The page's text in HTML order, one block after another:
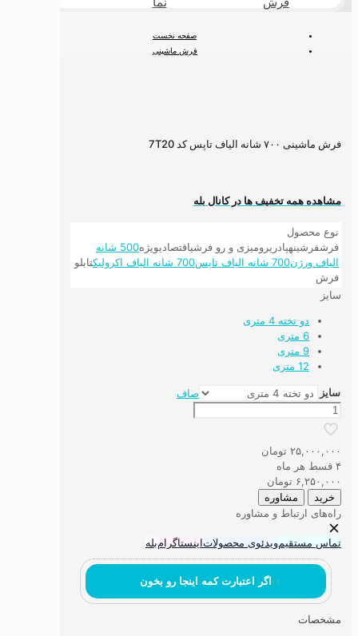
صفحه نخست
فرش ماشینی
فرش ماشینی ۷۰۰ شانه الیاف تاپس کد 7T20
مشاهده همه تخفیف ها در کانال بله
نوع محصول
فرشفرشینهپادریرومیزی و رو فرشیاقتصادیویژه
500 شانه
الیاف ورژن700 شانه الیاف تاپس 700 شانه الیاف اکرولیک
تابلو
فرش
سایز
دو تخته 4 متری
6 متری
9 متری
12 متری
سایز
صاف
فرش
ماشینی
۷۰۰
شانه
الیاف
تاپس
کد
7T20
عدد
۲۵,۰۰۰,۰۰۰ تومان
۴ قسط هر ماه
۶,۲۵۰,۰۰۰ تومان
خرید مشاوره
راه‌های ارتباط و مشاوره
تماس مستقیمویدئوی محصولاتاینستاگرامبله
اگر اعتبارت کمه اینجا رو بخون
مشخصات